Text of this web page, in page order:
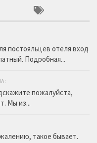
постояльцев отеля вход
Подробная...
пожалуйста,
Мы из...
такое бывает.